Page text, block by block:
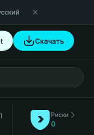
Скачать
Риски
0